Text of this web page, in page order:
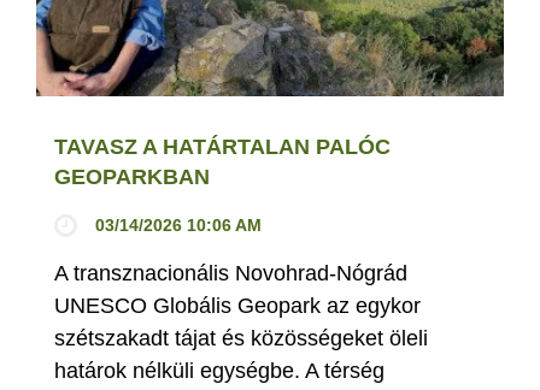
TAVASZ A HATÁRTALAN PALÓC
GEOPARKBAN
03/14/2026 10:06 AM
A transznacionális Novohrad-Nógrád
UNESCO Globális Geopark az egykor
szétszakadt tájat és közösségeket öleli
határok nélküli egységbe. A térség